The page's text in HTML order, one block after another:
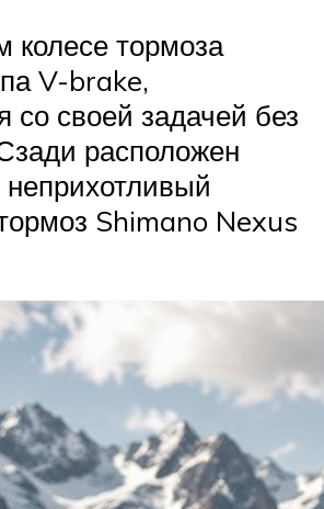
колесе тормоза
V-brake,
со своей задачей без
расположен
Shimano Nexus